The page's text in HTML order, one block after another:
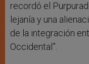
recordó el
lejanía y una
de la integración
Occidental”.